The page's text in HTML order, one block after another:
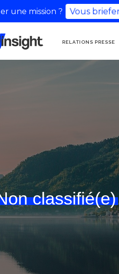
RELATIONS PRESSE
classifié(e)
une mission ? Vous briefer